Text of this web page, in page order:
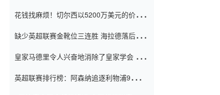
花钱找麻烦！切尔西以5200万美元的价格
窗口
缺少英超联赛金靴位三连胜 海拉德落后6球
皇家马德里令人兴奋地消除了皇家学会 安
英超联赛排行榜：阿森纳追逐利物浦9分 曼